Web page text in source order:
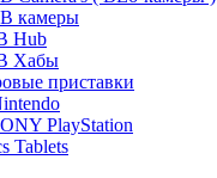
камеры
Hub
Хабы
приставки
PlayStation
Tablets